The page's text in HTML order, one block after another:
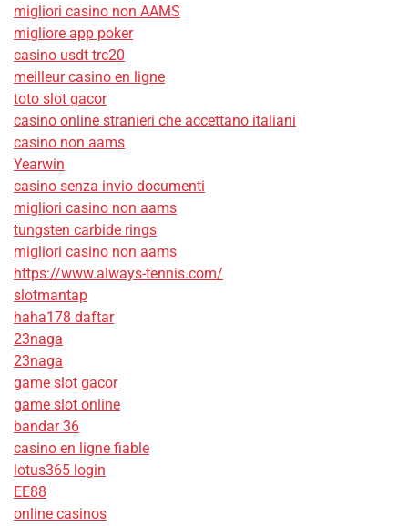
migliori casino non AAMS
migliore app poker
casino usdt trc20
meilleur casino en ligne
toto slot gacor
casino online stranieri che accettano italiani
casino non aams
Yearwin
casino senza invio documenti
migliori casino non aams
tungsten carbide rings
migliori casino non aams
https://www.always-tennis.com/
slotmantap
haha178 daftar
23naga
23naga
game slot gacor
game slot online
bandar 36
casino en ligne fiable
lotus365 login
EE88
online casinos